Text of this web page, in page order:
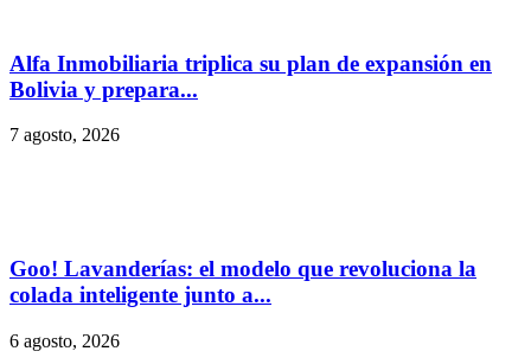
Alfa Inmobiliaria triplica su plan de expansión en
Bolivia y prepara...
7 agosto, 2026
Goo! Lavanderías: el modelo que revoluciona la
colada inteligente junto a...
6 agosto, 2026